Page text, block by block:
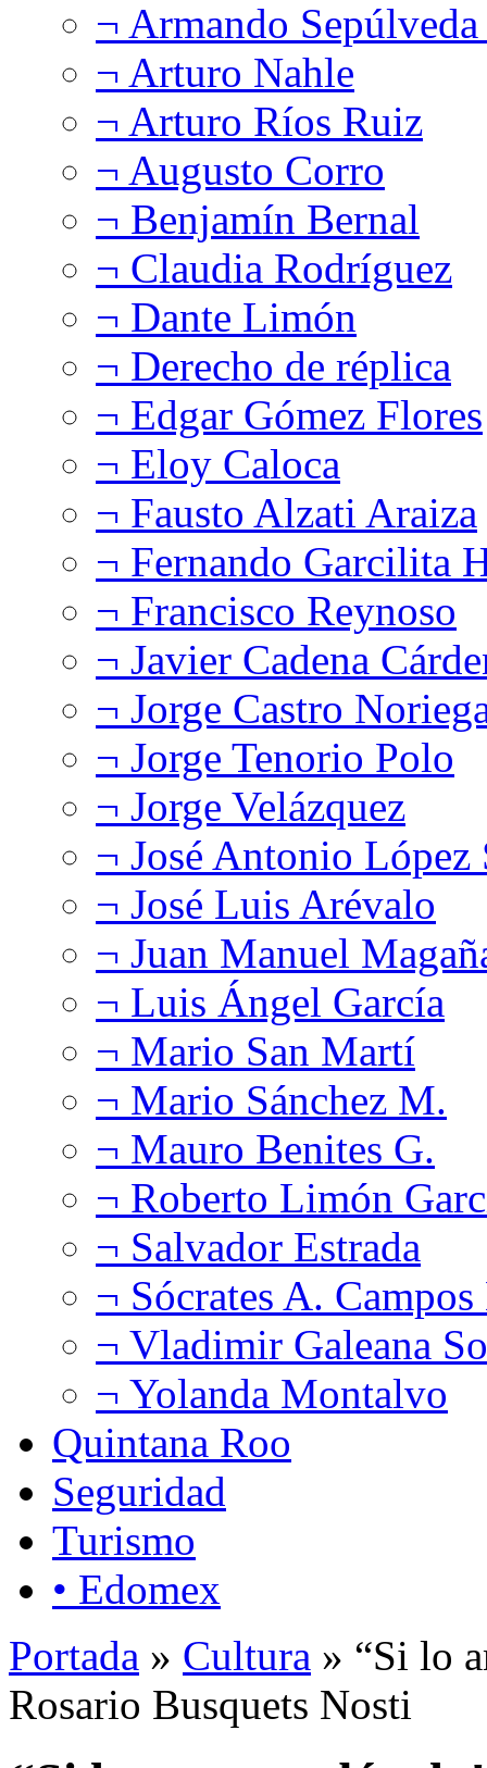
¬ Armando
¬ Arturo Nahle
¬ Arturo Ríos Ruiz
¬ Augusto Corro
¬ Benjamín Bernal
¬ Claudia Rodríguez
¬ Dante Limón
¬ Derecho de réplica
¬ Edgar Gómez Flores
¬ Eloy Caloca
¬ Fausto Alzati Araiza
¬ Fernando Garcilita
¬ Francisco Reynoso
¬ Javier Cadena
¬ Jorge Castro
¬ Jorge Tenorio Polo
¬ Jorge Velázquez
¬ José Antonio López
¬ José Luis Arévalo
¬ Juan Manuel
¬ Luis Ángel García
¬ Mario San Martí
¬ Mario Sánchez M.
¬ Mauro Benites G.
¬ Roberto Limón
¬ Salvador Estrada
¬ Sócrates A.
¬ Vladimir Galeana
¬ Yolanda Montalvo
Quintana Roo
Seguridad
Turismo
• Edomex
Portada » Cultura » “Si lo
Rosario Busquets Nosti